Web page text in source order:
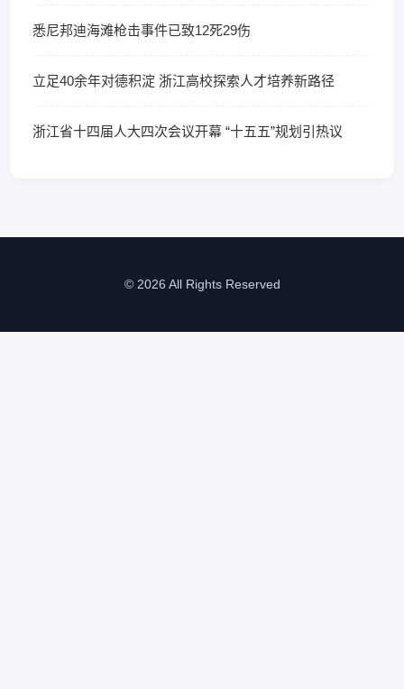
悉尼邦迪海滩枪击事件已致12死29伤
立足40余年对德积淀 浙江高校探索人才培养新路径
浙江省十四届人大四次会议开幕 “十五五”规划引热议
© 2026 All Rights Reserved